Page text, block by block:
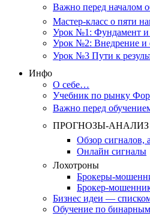
Важно перед началом
Мастер-класс о пяти
Урок №1: Фундамент и
Урок №2: Внедрение и
Урок №3 Пути к
Инфо
О себе…
Учебник по рынку
Важно перед
ПРОГНОЗЫ-АНАЛИЗ
Обзор сигналов,
Онлайн сигналы
Лохотроны
Брокеры-
Брокер-
Бизнес идеи —
Обучение по